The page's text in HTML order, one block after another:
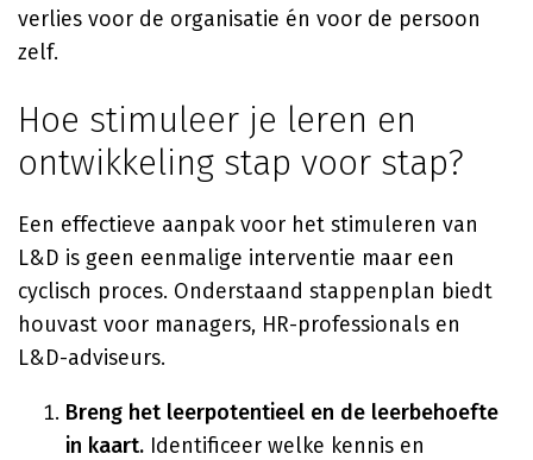
verlies voor de organisatie én voor de persoon
zelf.
Hoe stimuleer je leren en
ontwikkeling stap voor stap?
Een effectieve aanpak voor het stimuleren van
L&D is geen eenmalige interventie maar een
cyclisch proces. Onderstaand stappenplan biedt
houvast voor managers, HR-professionals en
L&D-adviseurs.
Breng het leerpotentieel en de leerbehoefte
in kaart. Identificeer welke kennis en